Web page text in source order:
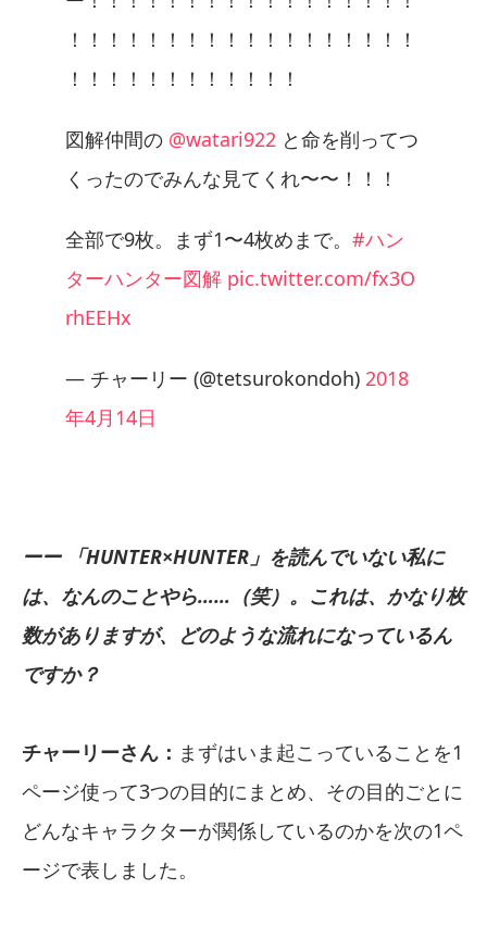
！！！！！！！！！！！！！！！！！！
！！！！！！！！！！！！
図解仲間の @watari922 と命を削ってつ
くったのでみんな見てくれ〜〜！！！
全部で9枚。まず1〜4枚めまで。 #ハン
ターハンター図解 pic.twitter.com/fx3O
rhEEHx
— チャーリー (@tetsurokondoh) 2018
年4月14日
ーー 「HUNTER×HUNTER」を読んでいない私に
は、なんのことやら……（笑）。これは、かなり枚
数がありますが、どのような流れになっているん
ですか？
チャーリーさん： まずはいま起こっていることを1
ページ使って3つの目的にまとめ、その目的ごとに
どんなキャラクターが関係しているのかを次の1ペ
ージで表しました。